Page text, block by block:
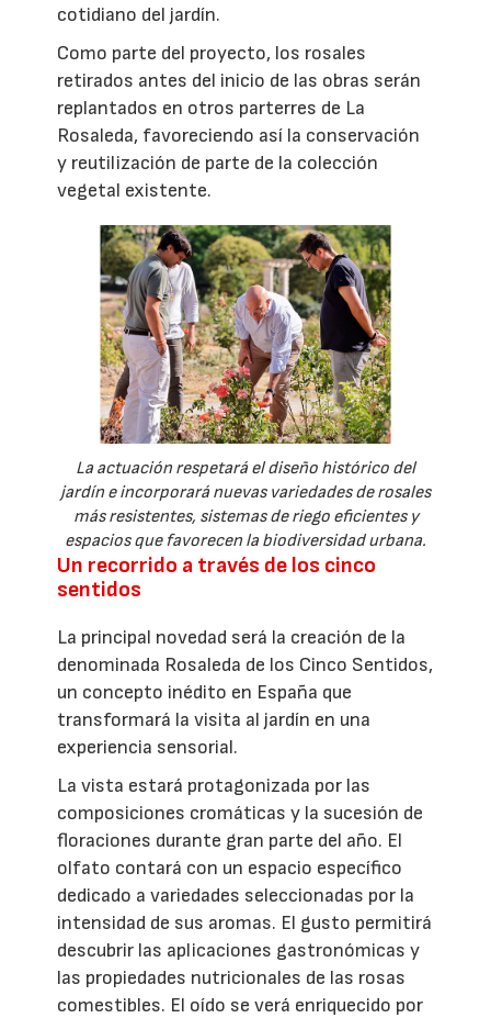
cotidiano del jardín.
Como parte del proyecto, los rosales
retirados antes del inicio de las obras serán
replantados en otros parterres de La
Rosaleda, favoreciendo así la conservación
y reutilización de parte de la colección
vegetal existente.
La actuación respetará el diseño histórico del
jardín e incorporará nuevas variedades de rosales
más resistentes, sistemas de riego eficientes y
espacios que favorecen la biodiversidad urbana.
Un recorrido a través de los cinco
sentidos
La principal novedad será la creación de la
denominada Rosaleda de los Cinco Sentidos,
un concepto inédito en España que
transformará la visita al jardín en una
experiencia sensorial.
La vista estará protagonizada por las
composiciones cromáticas y la sucesión de
floraciones durante gran parte del año. El
olfato contará con un espacio específico
dedicado a variedades seleccionadas por la
intensidad de sus aromas. El gusto permitirá
descubrir las aplicaciones gastronómicas y
las propiedades nutricionales de las rosas
comestibles. El oído se verá enriquecido por